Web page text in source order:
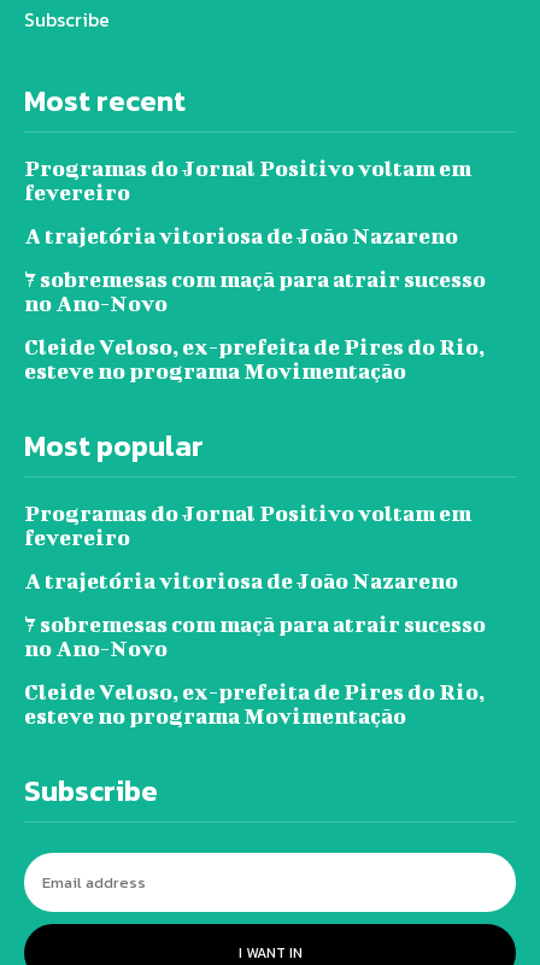
Subscribe
Most recent
Programas do Jornal Positivo voltam em
fevereiro
A trajetória vitoriosa de João Nazareno
7 sobremesas com maçã para atrair sucesso
no Ano-Novo
Cleide Veloso, ex-prefeita de Pires do Rio,
esteve no programa Movimentação
Most popular
Programas do Jornal Positivo voltam em
fevereiro
A trajetória vitoriosa de João Nazareno
7 sobremesas com maçã para atrair sucesso
no Ano-Novo
Cleide Veloso, ex-prefeita de Pires do Rio,
esteve no programa Movimentação
Subscribe
I WANT IN